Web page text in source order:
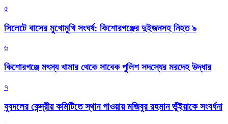
৫
সিলেটে বাসের মুখোমুখি সংঘর্ষ: কিশোরগঞ্জের দুইজনসহ নিহত ৯
৬
কিশোরগঞ্জে মৎস্য খামার থেকে সাবেক পুলিশ সদস্যের মরদেহ উদ্ধার
৭
যুবদলের কেন্দ্রীয় কমিটিতে স্থান পাওয়ায় মজিবুর রহমান ভুঁইয়াকে সংবর্ধনা